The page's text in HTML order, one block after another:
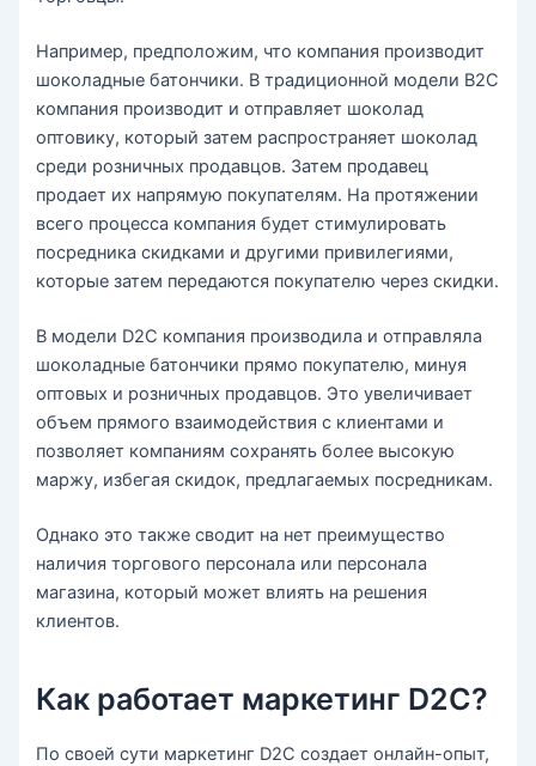
Например, предположим, что компания производит
шоколадные батончики. В традиционной модели B2C
компания производит и отправляет шоколад
оптовику, который затем распространяет шоколад
среди розничных продавцов. Затем продавец
продает их напрямую покупателям. На протяжении
всего процесса компания будет стимулировать
посредника скидками и другими привилегиями,
которые затем передаются покупателю через скидки.
В модели D2C компания производила и отправляла
шоколадные батончики прямо покупателю, минуя
оптовых и розничных продавцов. Это увеличивает
объем прямого взаимодействия с клиентами и
позволяет компаниям сохранять более высокую
маржу, избегая скидок, предлагаемых посредникам.
Однако это также сводит на нет преимущество
наличия торгового персонала или персонала
магазина, который может влиять на решения
клиентов.
Как работает маркетинг D2C?
По своей сути маркетинг D2C создает онлайн-опыт,